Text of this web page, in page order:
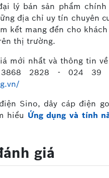
lý bán sản phẩm
địa chỉ uy tín chuyên
kết mang đến cho
thị trường.
mới nhất và thông tin
2828 - 024 39
Sino, dây cáp điện
hiểu Ứng dụng và tính
giá